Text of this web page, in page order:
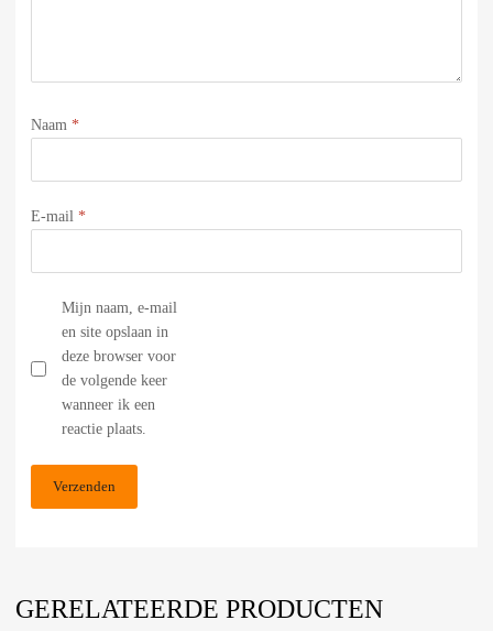
Naam *
E-mail *
Mijn naam, e-mail
en site opslaan in
deze browser voor
de volgende keer
wanneer ik een
reactie plaats.
GERELATEERDE PRODUCTEN